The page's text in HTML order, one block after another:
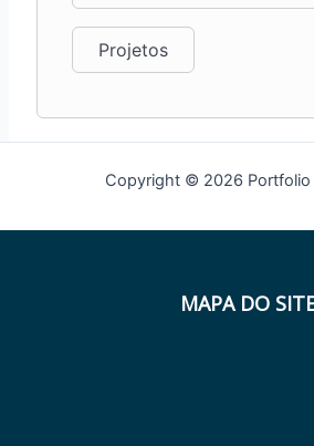
Projetos
Copyright © 2026 Portfolio
MAPA DO